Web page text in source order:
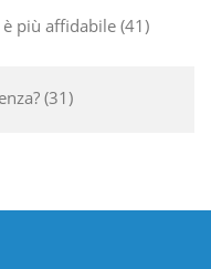
più affidabile 41
31